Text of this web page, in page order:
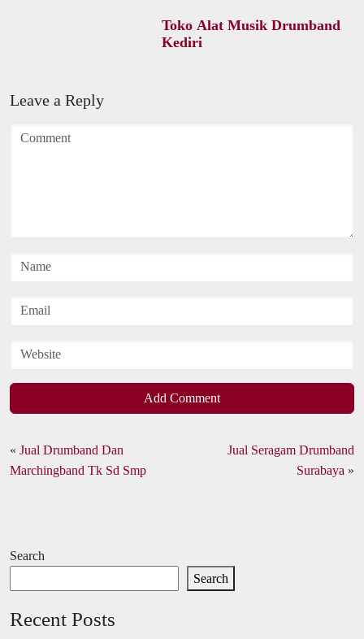
Toko Alat Musik Drumband
Kediri
Leave a Reply
Add Comment
« Jual Drumband Dan
Marchingband Tk Sd Smp
Jual Seragam Drumband
Surabaya »
Search
Search
Recent Posts